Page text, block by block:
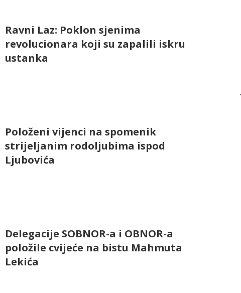
Ravni Laz: Poklon sjenima
revolucionara koji su zapalili iskru
ustanka
Položeni vijenci na spomenik
strijeljanim rodoljubima ispod
Ljubovića
Delegacije SOBNOR-a i OBNOR-a
položile cvijeće na bistu Mahmuta
Lekića